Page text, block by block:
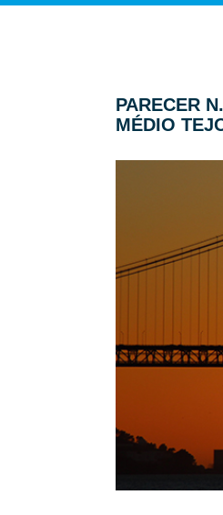
PARECER
MÉDIO